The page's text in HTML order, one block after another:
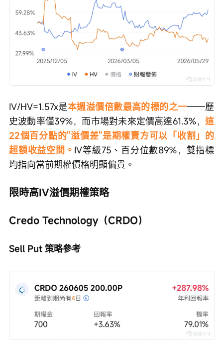
IV/HV=1.57x是本週溢價倍數最高的標的之一——歷
史波動率僅39%，而市場對未來定價高達61.3%， 這
22個百分點的"溢價差"是期權賣方可以「收割」的
超額收益空間。 IV等級75、百分位數89%，雙指標
均指向當前期權價格明顯偏貴。
限時高IV溢價期權策略
Credo Technology（CRDO）
Sell Put 策略參考